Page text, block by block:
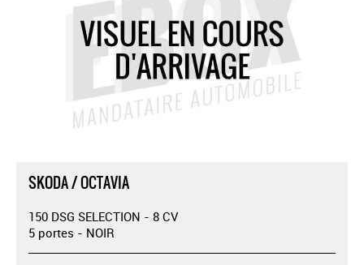
SKODA / OCTAVIA
150 DSG SELECTION - 8 CV
5 portes - NOIR